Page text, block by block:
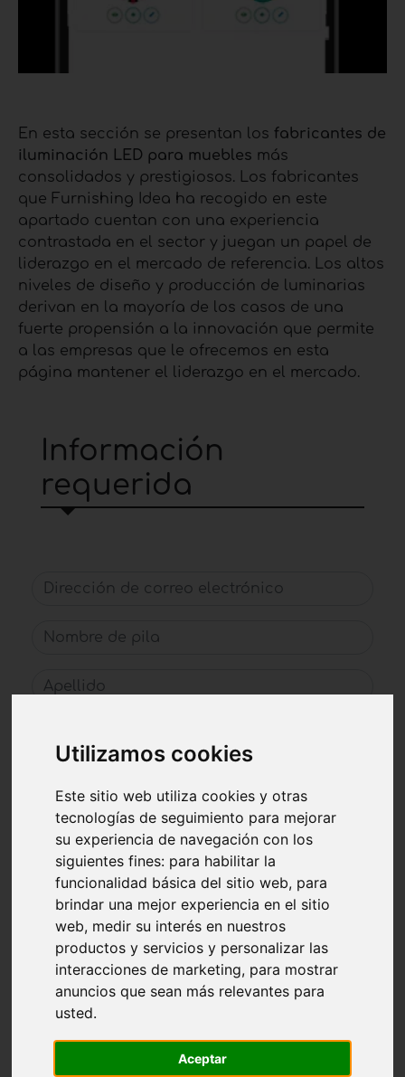
Utilizamos cookies
Este sitio web utiliza cookies y otras
tecnologías de seguimiento para mejorar
su experiencia de navegación con los
siguientes fines: para habilitar la
funcionalidad básica del sitio web, para
brindar una mejor experiencia en el sitio
web, medir su interés en nuestros
productos y servicios y personalizar las
interacciones de marketing, para mostrar
anuncios que sean más relevantes para
usted.
Aceptar
En esta sección se presentan los fabricantes de
iluminación LED para muebles más
consolidados y prestigiosos. Los fabricantes
que Furnishing Idea ha recogido en este
apartado cuentan con una experiencia
contrastada en el sector y juegan un papel de
liderazgo en el mercado de referencia. Los altos
niveles de diseño y producción de luminarias
derivan en la mayoría de los casos de una
fuerte propensión a la innovación que permite
a las empresas que le ofrecemos en esta
página mantener el liderazgo en el mercado.
Información
requerida
Dirección de correo electrónico
Nombre de pila
Apellido
País
Número de teléfono
Solicitud
Autorizo ​​el tratamiento de datos
Lea la política de privacidad